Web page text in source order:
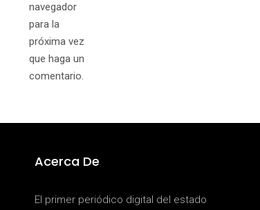
navegador
para la
próxima vez
que haga un
comentario.
Acerca De
El primer periódico digital del estado